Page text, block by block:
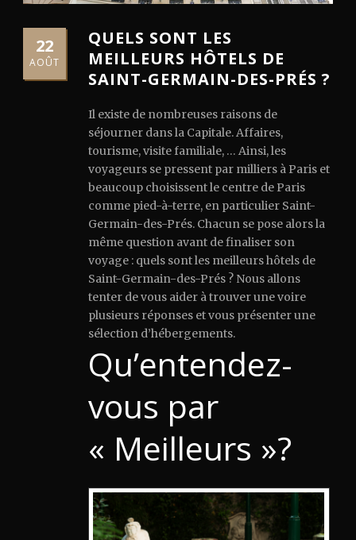
22
AOÛT
QUELS SONT LES
MEILLEURS HÔTELS DE
SAINT-GERMAIN-DES-PRÉS ?
Il existe de nombreuses raisons de
séjourner dans la Capitale. Affaires,
tourisme, visite familiale, … Ainsi, les
voyageurs se pressent par milliers à Paris et
beaucoup choisissent le centre de Paris
comme pied-à-terre, en particulier Saint-
Germain-des-Prés. Chacun se pose alors la
même question avant de finaliser son
voyage : quels sont les meilleurs hôtels de
Saint-Germain-des-Prés ? Nous allons
tenter de vous aider à trouver une voire
plusieurs réponses et vous présenter une
sélection d’hébergements.
Qu’entendez-
vous par
« Meilleurs »?